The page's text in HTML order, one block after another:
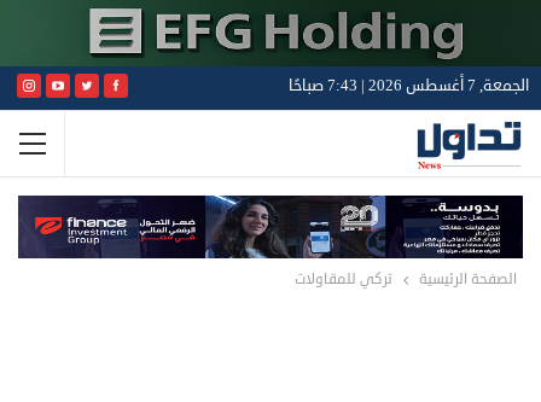
الجمعة, 7 أغسطس 2026 | 7:43 صباحًا
الصفحة الرئيسية تركي للمقاولات